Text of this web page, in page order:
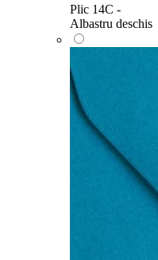
Plic 14C -
Albastru deschis